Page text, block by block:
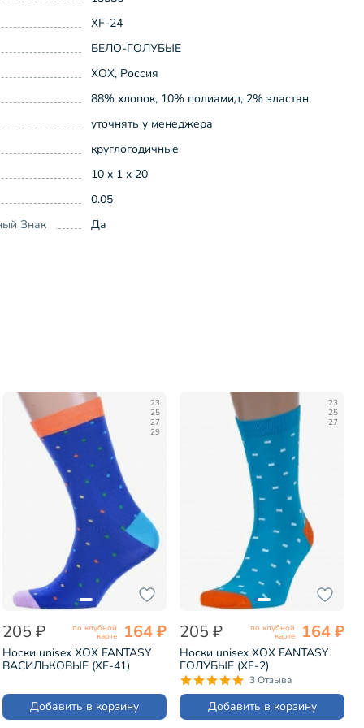
XF-24
БЕЛО-ГОЛУБЫЕ
ХОХ, Россия
88% хлопок, 10% полиамид, 2% эластан
уточнять у менеджера
круглогодичные
10 x 1 x 20
0.05
Знак
Да
23
25
27
29
205 ₽ по клубной
карте 164 ₽
Носки unisex ХОХ FANTASY
ВАСИЛЬКОВЫЕ (XF-41)
Добавить в корзину
23
25
27
205 ₽ по клубной
карте 164 ₽
Носки unisex ХОХ FANTASY
ГОЛУБЫЕ (XF-2)
3 Отзыва
Добавить в корзину